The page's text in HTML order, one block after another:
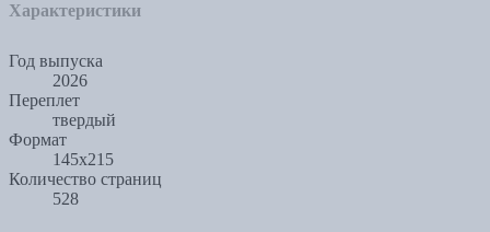
Характеристики
Год выпуска
2026
Переплет
твердый
Формат
145х215
Количество страниц
528